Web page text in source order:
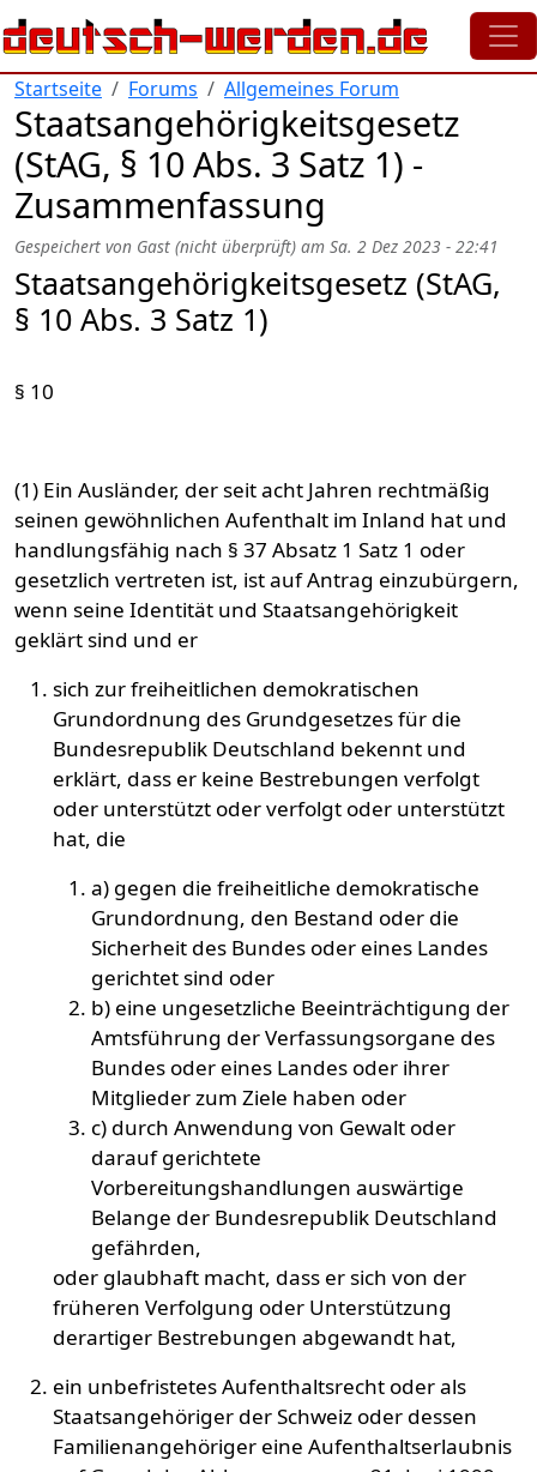
Direkt zum Inhalt
Startseite Forums Allgemeines Forum
Staatsangehörigkeitsgesetz
(StAG, § 10 Abs. 3 Satz 1) -
Zusammenfassung
Gespeichert von Gast (nicht überprüft) am Sa. 2 Dez 2023 - 22:41
Staatsangehörigkeitsgesetz (StAG,
§ 10 Abs. 3 Satz 1)
§ 10
(1) Ein Ausländer, der seit acht Jahren rechtmäßig
seinen gewöhnlichen Aufenthalt im Inland hat und
handlungsfähig nach § 37 Absatz 1 Satz 1 oder
gesetzlich vertreten ist, ist auf Antrag einzubürgern,
wenn seine Identität und Staatsangehörigkeit
geklärt sind und er
sich zur freiheitlichen demokratischen
Grundordnung des Grundgesetzes für die
Bundesrepublik Deutschland bekennt und
erklärt, dass er keine Bestrebungen verfolgt
oder unterstützt oder verfolgt oder unterstützt
hat, die
a) gegen die freiheitliche demokratische
Grundordnung, den Bestand oder die
Sicherheit des Bundes oder eines Landes
gerichtet sind oder
b) eine ungesetzliche Beeinträchtigung der
Amtsführung der Verfassungsorgane des
Bundes oder eines Landes oder ihrer
Mitglieder zum Ziele haben oder
c) durch Anwendung von Gewalt oder
darauf gerichtete
Vorbereitungshandlungen auswärtige
Belange der Bundesrepublik Deutschland
gefährden,
oder glaubhaft macht, dass er sich von der
früheren Verfolgung oder Unterstützung
derartiger Bestrebungen abgewandt hat,
ein unbefristetes Aufenthaltsrecht oder als
Staatsangehöriger der Schweiz oder dessen
Familienangehöriger eine Aufenthaltserlaubnis